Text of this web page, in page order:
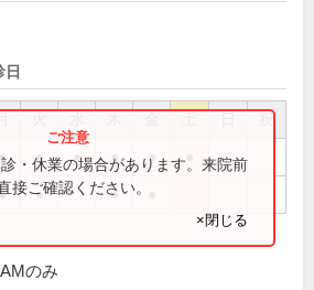
祝
● ● ● ● ●
● ●
・休業の場合があります。来院前
接ご確認ください。
×閉じる
のみ